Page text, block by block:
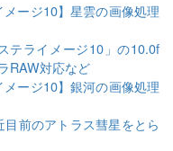
ージ10】星雲の画像処理
テライメージ10」の10.0f
RAW対応など
ージ10】銀河の画像処理
目前のアトラス彗星をとら